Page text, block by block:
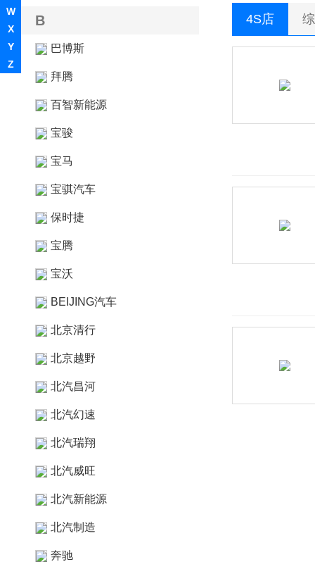
W
X
Y
Z
B
巴博斯
拜腾
百智新能源
宝骏
宝马
宝骐汽车
保时捷
宝腾
宝沃
BEIJING汽车
北京清行
北京越野
北汽昌河
北汽幻速
北汽瑞翔
北汽威旺
北汽新能源
北汽制造
奔驰
4S店